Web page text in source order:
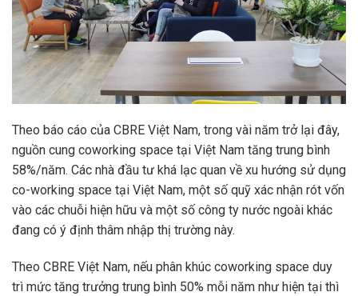
Theo báo cáo của CBRE Việt Nam, trong vài năm trở lại đây,
nguồn cung coworking space tại Việt Nam tăng trung bình
58%/năm. Các nhà đầu tư khá lạc quan về xu hướng sử dụng
co-working space tại Việt Nam, một số quỹ xác nhận rót vốn
vào các chuỗi hiện hữu và một số công ty nước ngoài khác
đang có ý định thâm nhập thị trường này.
Theo CBRE Việt Nam, nếu phân khúc coworking space duy
trì mức tăng trưởng trung bình 50% mỗi năm như hiện tại thì